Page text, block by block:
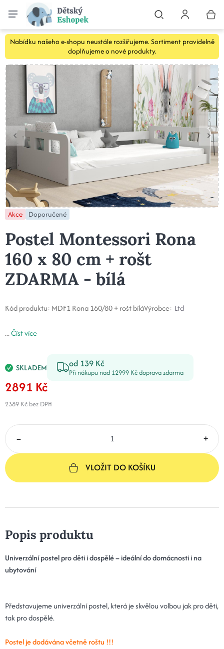
Nabídku našeho e-shopu neustále rozšiřujeme. Sortiment pravidelně
doplňujeme o nové produkty.
Akce Doporučené
Postel Montessori Rona
160 x 80 cm + rošt
ZDARMA - bílá
Kód produktu: MDF1 Rona 160/80 + rošt bíláVýrobce: Ltd
...Číst více
SKLADEM od 139 Kč
Při nákupu nad 12999 Kč doprava zdarma
2891 Kč
2389 Kč bez DPH
– +
VLOŽIT DO KOŠÍKU
Popis produktu
Univerzální postel pro děti i dospělé – ideální do domácnosti i na
ubytování
Představujeme univerzální postel, která je skvělou volbou jak pro děti,
tak pro dospělé.
Postel je dodávána včetně roštu !!!